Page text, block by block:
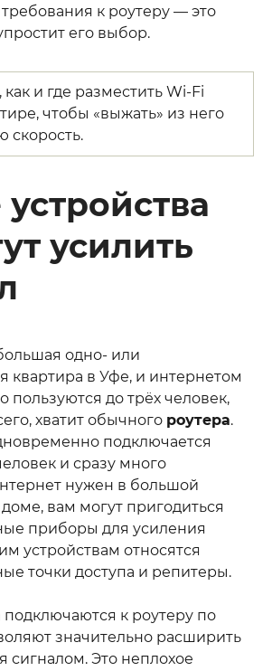
к роутеру — это
его выбор.
как и где разместить Wi-Fi
чтобы «выжать» из него
скорость.
усилить
одно- или
квартира в Уфе, и интернетом
пользуются до трёх человек,
хватит обычного роутера.
подключается
и сразу много
нужен в большой
вам могут пригодиться
приборы для усиления
устройствам относятся
точки доступа и репитеры.
подключаются к роутеру по
значительно расширить
сигналом. Это неплохое